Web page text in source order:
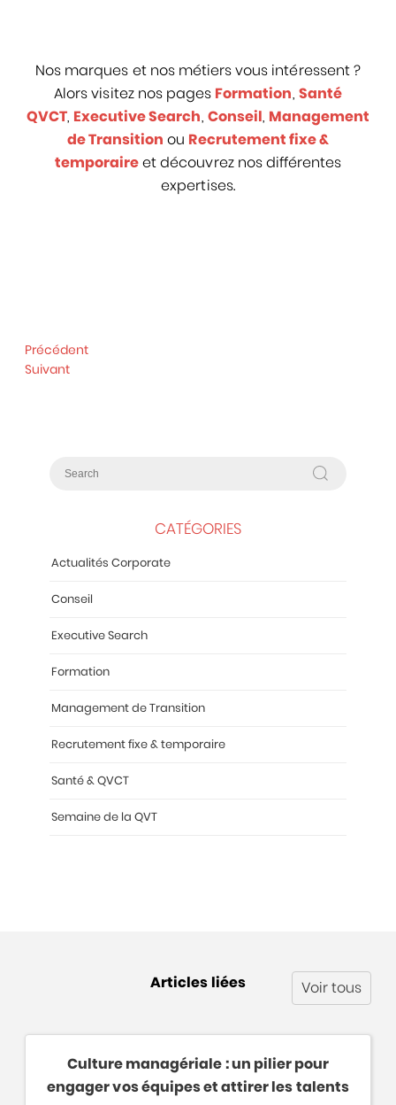
Nos marques et nos métiers vous intéressent ?
Alors visitez nos pages Formation, Santé
QVCT, Executive Search, Conseil, Management
de Transition ou Recrutement fixe &
temporaireet découvrez nos différentes
expertises.
Précédent
Suivant
CATÉGORIES
Actualités Corporate
Conseil
Executive Search
Formation
Management de Transition
Recrutement fixe & temporaire
Santé & QVCT
Semaine de la QVT
Articles liées Voir tous
Culture managériale : un pilier pour
engager vos équipes et attirer les talents